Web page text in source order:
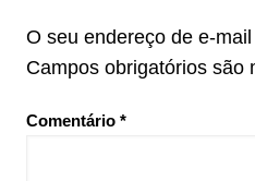
O seu endereço de e-
Campos obrigatórios são
Comentário *